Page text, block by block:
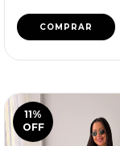
COMPRAR
11%
OFF